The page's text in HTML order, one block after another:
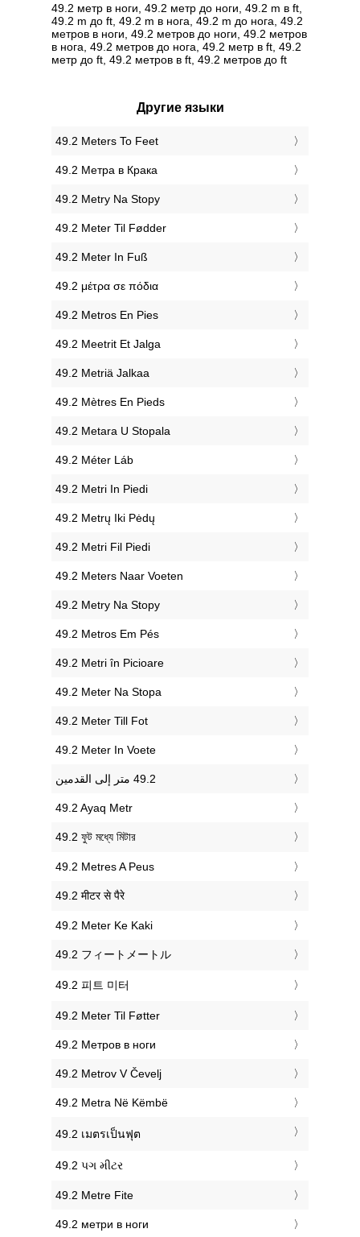
49.2 метр в ноги, 49.2 метр до ноги, 49.2 m в ft,
49.2 m до ft, 49.2 m в нога, 49.2 m до нога, 49.2
метров в ноги, 49.2 метров до ноги, 49.2 метров
в нога, 49.2 метров до нога, 49.2 метр в ft, 49.2
метр до ft, 49.2 метров в ft, 49.2 метров до ft
Другие языки
‎49.2 Meters To Feet
‎49.2 Метра в Крака
‎49.2 Metry Na Stopy
‎49.2 Meter Til Fødder
‎49.2 Meter In Fuß
‎49.2 μέτρα σε πόδια
‎49.2 Metros En Pies
‎49.2 Meetrit Et Jalga
‎49.2 Metriä Jalkaa
‎49.2 Mètres En Pieds
‎49.2 Metara U Stopala
‎49.2 Méter Láb
‎49.2 Metri In Piedi
‎49.2 Metrų Iki Pėdų
‎49.2 Metri Fil Piedi
‎49.2 Meters Naar Voeten
‎49.2 Metry Na Stopy
‎49.2 Metros Em Pés
‎49.2 Metri în Picioare
‎49.2 Meter Na Stopa
‎49.2 Meter Till Fot
‎49.2 Meter In Voete
‎49.2 Ayaq Metr
‎49.2 ফুট মধ্যে মিটার
‎49.2 Metres A Peus
‎49.2 मीटर से पैरे
‎49.2 Meter Ke Kaki
‎49.2 フィートメートル
‎49.2 피트 미터
‎49.2 Meter Til Føtter
‎49.2 Метров в ноги
‎49.2 Metrov V Čevelj
‎49.2 Metra Në Këmbë
‎49.2 เมตรเป็นฟุต
‎49.2 પગ મીટર
‎49.2 Metre Fite
‎49.2 метри в ноги